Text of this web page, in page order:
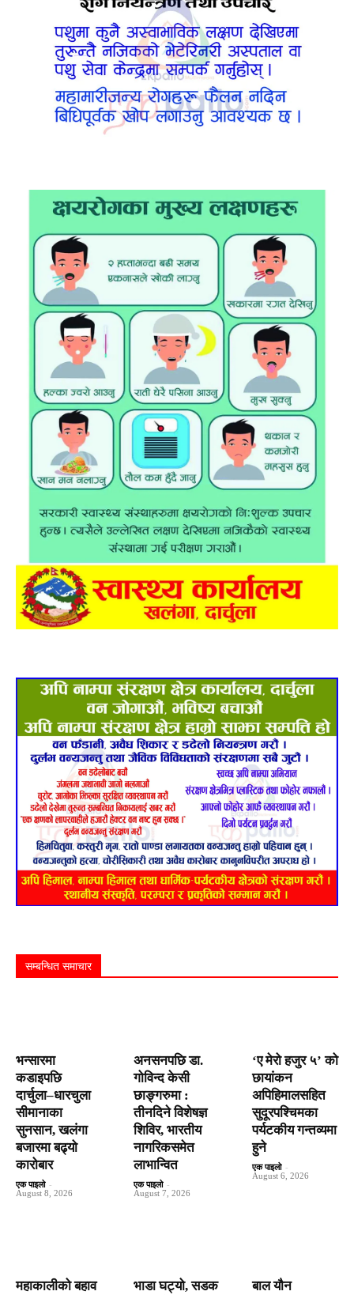
सम्बन्धित समाचार
भन्सारमा
कडाइपछि
दार्चुला–धारचुला
सीमानाका
सुनसान, खलंगा
बजारमा बढ्यो
कारोबार
एक पाइलो -
August 8, 2026
अनसनपछि डा.
गोविन्द केसी
छाङ्गरुमा :
तीनदिने विशेषज्ञ
शिविर, भारतीय
नागरिकसमेत
लाभान्वित
एक पाइलो -
August 7, 2026
‘ए मेरो हजुर ५’ को
छायांकन
अपिहिमालसहित
सुदूरपश्चिमका
पर्यटकीय गन्तव्यमा
हुने
एक पाइलो -
August 6, 2026
महाकालीको बहाव
भाडा घट्यो, सडक
बाल यौन